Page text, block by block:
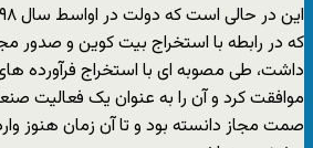
که در رابطه با استخراج بیت کوین و صدور
داشت، طی مصوبه ای با استخراج فرآورده
موافقت کرد و آن را به عنوان یک فعالیت
صمت مجاز دانسته بود و تا آن زمان هنوز